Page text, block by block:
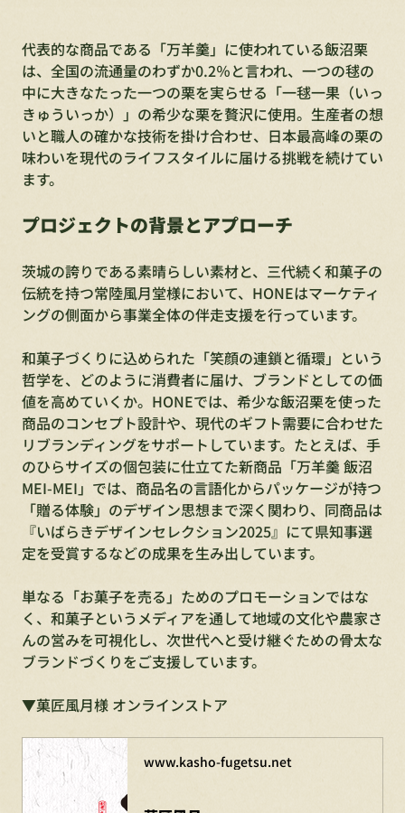
代表的な商品である「万羊羹」に使われている飯沼栗
は、全国の流通量のわずか0.2％と言われ、一つの毬の
中に大きなたった一つの栗を実らせる「一毬一果（いっ
きゅういっか）」の希少な栗を贅沢に使用。生産者の想
いと職人の確かな技術を掛け合わせ、日本最高峰の栗の
味わいを現代のライフスタイルに届ける挑戦を続けてい
ます。
プロジェクトの背景とアプローチ
茨城の誇りである素晴らしい素材と、三代続く和菓子の
伝統を持つ常陸風月堂様において、HONEはマーケティ
ングの側面から事業全体の伴走支援を行っています。
和菓子づくりに込められた「笑顔の連鎖と循環」という
哲学を、どのように消費者に届け、ブランドとしての価
値を高めていくか。HONEでは、希少な飯沼栗を使った
商品のコンセプト設計や、現代のギフト需要に合わせた
リブランディングをサポートしています。たとえば、手
のひらサイズの個包装に仕立てた新商品「万羊羹 飯沼
MEI-MEI」では、商品名の言語化からパッケージが持つ
「贈る体験」のデザイン思想まで深く関わり、同商品は
『いばらきデザインセレクション2025』にて県知事選
定を受賞するなどの成果を生み出しています。
単なる「お菓子を売る」ためのプロモーションではな
く、和菓子というメディアを通して地域の文化や農家さ
んの営みを可視化し、次世代へと受け継ぐための骨太な
ブランドづくりをご支援しています。
▼菓匠風月様 オンラインストア
www.kasho-fugetsu.net